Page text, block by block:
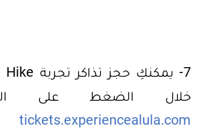
خلال الضغط على
tickets.experiencealula.com